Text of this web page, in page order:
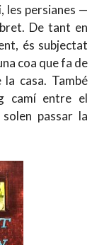
les persianes —
De tant en
és subjectat
coa que fa de
casa. També
camí entre el
passar la